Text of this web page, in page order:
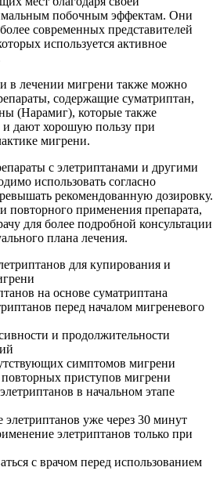
побочным эффектам. Они
современных представителей
используется активное
в лечении мигрени также можно
содержащие суматриптан,
(Нарамиг), которые также
и дают хорошую пользу при
мигрени.
с элетриптанами и другими
использовать согласно
рекомендованную дозировку.
повторного применения препарата,
для более подробной консультации
плана лечения.
для купирования и
на основе суматриптана
перед началом мигреневого
и продолжительности
симптомов мигрени
приступов мигрени
в начальном этапе
элетриптанов уже через 30 минут
элетриптанов только при
с врачом перед использованием